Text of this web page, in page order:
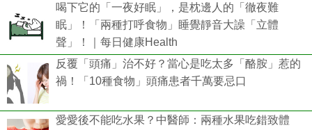
喝下它的「一夜好眠」，是枕邊人的「徹夜難
眠」！「兩種打呼食物」睡覺靜音大譟「立體
聲」！｜每日健康Health
反覆「頭痛」治不好？當心是吃太多「酪胺」惹的
禍！「10種食物」頭痛患者千萬要忌口
愛愛後不能吃水果？中醫師：兩種水果吃錯致體